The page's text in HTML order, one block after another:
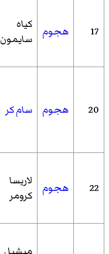
17 هجوم
كياه
سايمون
20 هجوم سام كر
22 هجوم
لاريسا
كرومر